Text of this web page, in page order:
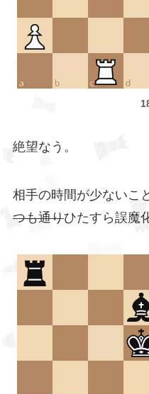
絶望なう。
相手の時間が少ないこ
つも通りひたすら誤魔